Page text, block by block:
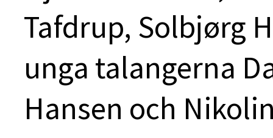
Tafdrup, Solbjørg
unga talangerna
Hansen och